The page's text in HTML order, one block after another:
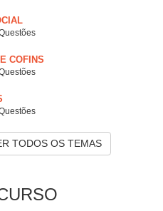
COFINS
TODOS OS TEMAS